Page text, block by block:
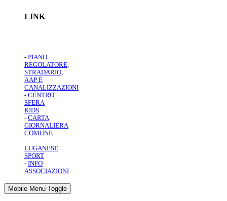
LINK
- PIANO
REGOLATORE,
STRADARIO,
AAP E
CANALIZZAZIONI
- CENTRO
SFERA
KIDS
- CARTA
GIORNALIERA
COMUNE
-
LUGANESE
SPORT
- INFO
ASSOCIAZIONI
Mobile Menu Toggle